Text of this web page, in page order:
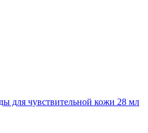
для чувствительной кожи 28 мл